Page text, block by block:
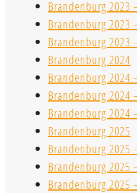
Brandenburg 2023
Brandenburg 2023
Brandenburg 2023
Brandenburg 2024
Brandenburg 2024
Brandenburg 2024
Brandenburg 2024
Brandenburg 2025
Brandenburg 2025
Brandenburg 2025
Brandenburg 2025